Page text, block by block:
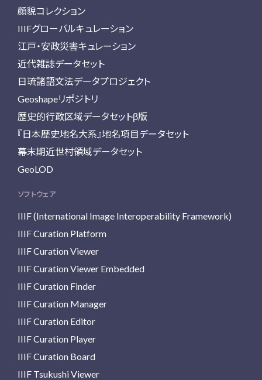
顔貌コレクション
IIIFグローバルキュレーション
江戸・安政災害キュレーション
近代雑誌データセット
日琉諸語文法データプロジェクト
Geoshapeリポジトリ
歴史的行政区域データセットβ版
『日本歴史地名大系』地名項目データセット
幕末期近世村領域データセット
GeoLOD
ソフトウェア
IIIF (International Image Interoperability Framework)
IIIF Curation Platform
IIIF Curation Viewer
IIIF Curation Viewer Embedded
IIIF Curation Finder
IIIF Curation Manager
IIIF Curation Editor
IIIF Curation Player
IIIF Curation Board
IIIF Tsukushi Viewer